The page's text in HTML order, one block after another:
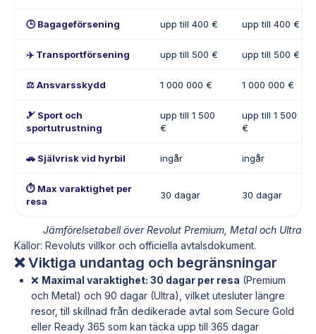
🕒 Bagageförsening upp till 400 € upp till 400 €
✈️ Transportförsening upp till 500 € upp till 500 €
⚖️ Ansvarsskydd 1 000 000 € 1 000 000 €
🎿 Sport och
sportutrustning
upp till 1 500
€
upp till 1 500
€
🚗 Självrisk vid hyrbil ingår ingår
⏱️ Max varaktighet per
resa
30 dagar 30 dagar
Jämförelsetabell över Revolut Premium, Metal och Ultra
Källor: Revoluts villkor och officiella avtalsdokument.
❌ Viktiga undantag och begränsningar
❌ Maximal varaktighet: 30 dagar per resa (Premium
och Metal) och 90 dagar (Ultra), vilket utesluter längre
resor, till skillnad från dedikerade avtal som Secure Gold
eller Ready 365 som kan täcka upp till 365 dagar